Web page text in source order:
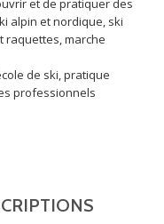
et de pratiquer des
alpin et nordique, ski
raquettes, marche
de ski, pratique
professionnels